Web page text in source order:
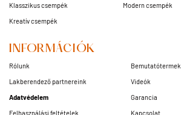
Klasszikus csempék
Modern csempék
Kreatív csempék
INFORMÁCIÓK
Rólunk
Bemutatótermek
Lakberendező partnereink
Videók
Adatvédelem
Garancia
Felhasználási feltételek
Kapcsolat